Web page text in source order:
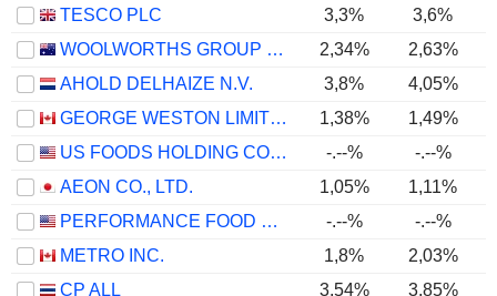
TESCO PLC
3,3% 3,6%
WOOLWORTHS GROUP LIMITED
2,34% 2,63%
AHOLD DELHAIZE N.V.
3,8% 4,05%
GEORGE WESTON LIMITED
1,38%
1,49%
US FOODS HOLDING CORP.
-.--% -.--%
AEON CO., LTD.
1,05% 1,11%
PERFORMANCE FOOD GROUP COMPANY
-.--% -.--%
METRO INC.
1,8% 2,03%
CP ALL
3,54% 3,85%